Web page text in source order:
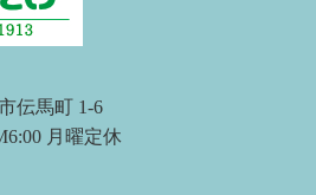
伝馬町 1-6
月曜定休